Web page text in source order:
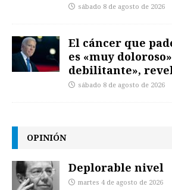
sábado 8 de agosto de 2026
El cáncer que
es «muy
debilitante»,
sábado 8 de agosto de 2026
OPINIÓN
Deplorable nivel
martes 4 de agosto de 2026